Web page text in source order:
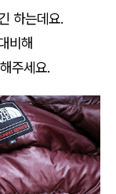
하는데요.
비해
주세요.